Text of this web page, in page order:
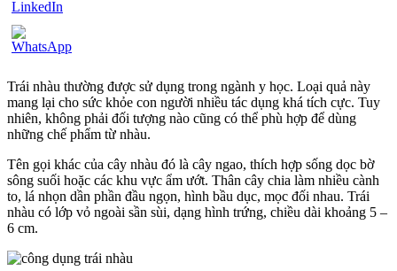
Trái nhàu thường được sử dụng trong ngành y học. Loại quả này
mang lại cho sức khỏe con người nhiều tác dụng khá tích cực. Tuy
nhiên, không phải đối tượng nào cũng có thể phù hợp để dùng
những chế phẩm từ nhàu.
Tên gọi khác của cây nhàu đó là cây ngao, thích hợp sống dọc bờ
sông suối hoặc các khu vực ẩm ướt. Thân cây chia làm nhiều cành
to, lá nhọn dần phần đầu ngọn, hình bầu dục, mọc đối nhau. Trái
nhàu có lớp vỏ ngoài sần sùi, dạng hình trứng, chiều dài khoảng 5 –
6 cm.